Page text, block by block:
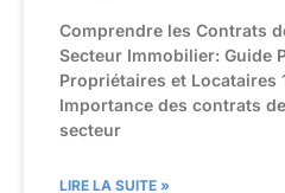
Comprendre les Contrats
Secteur Immobilier: Guide
Propriétaires et Locataires
Importance des contrats
secteur
LIRE LA SUITE »